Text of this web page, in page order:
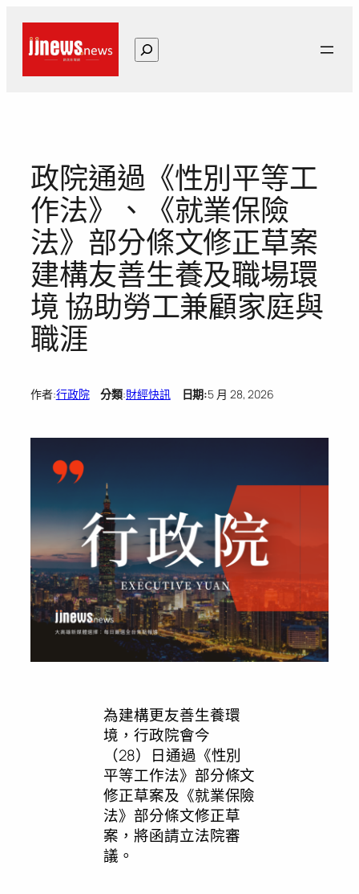
搜
尋
政院通過《性別平等工
作法》、《就業保險
法》部分條文修正草案
建構友善生養及職場環
境 協助勞工兼顧家庭與
職涯
作者:行政院 分類:財經快訊 日期:5 月 28, 2026
為建構更友善生養環
境，行政院會今
（28）日通過《性別
平等工作法》部分條文
修正草案及《就業保險
法》部分條文修正草
案，將函請立法院審
議。